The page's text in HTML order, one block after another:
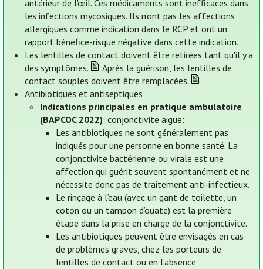
antérieur de l'œil. Ces médicaments sont inefficaces dans
les infections mycosiques. Ils n’ont pas les affections
allergiques comme indication dans le RCP et ont un
rapport bénéfice-risque négative dans cette indication.
Les lentilles de contact doivent être retirées tant qu'il y a
des symptômes.
Après la guérison, les lentilles de
contact souples doivent être remplacées.
Antibiotiques et antiseptiques
Indications principales en pratique ambulatoire
(BAPCOC 2022): conjonctivite aiguë:
Les antibiotiques ne sont généralement pas
indiqués pour une personne en bonne santé. La
conjonctivite bactérienne ou virale est une
affection qui guérit souvent spontanément et ne
nécessite donc pas de traitement anti-infectieux.
Le rinçage à l’eau (avec un gant de toilette, un
coton ou un tampon d’ouate) est la première
étape dans la prise en charge de la conjonctivite.
Les antibiotiques peuvent être envisagés en cas
de problèmes graves, chez les porteurs de
lentilles de contact ou en l’absence